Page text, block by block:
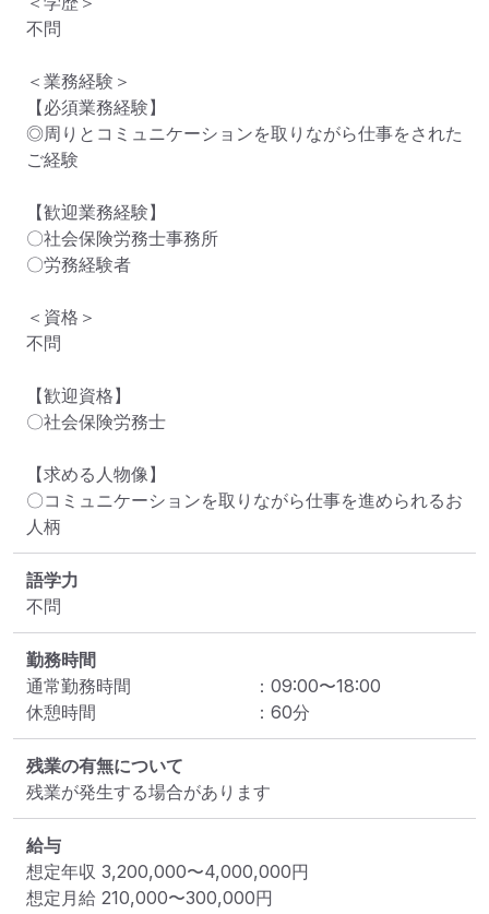
不問
＜業務経験＞
【必須業務経験】
◎周りとコミュニケーションを取りながら仕事をされた
ご経験
【歓迎業務経験】
〇社会保険労務士事務所
〇労務経験者
＜資格＞
不問
【歓迎資格】
〇社会保険労務士
【求める人物像】
〇コミュニケーションを取りながら仕事を進められるお
人柄
語学力
不問
勤務時間
通常勤務時間
： 09:00〜18:00
休憩時間
： 60分
残業の有無について
残業が発生する場合があります
給与
想定年収 3,200,000〜4,000,000円
想定月給 210,000〜300,000円